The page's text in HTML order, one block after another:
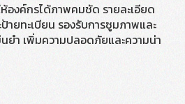
องค์กรได้ภาพคมชัด รายละเอียด
ายทะเบียน รองรับการซูมภาพและ
ยำ เพิ่มความปลอดภัยและความน่า